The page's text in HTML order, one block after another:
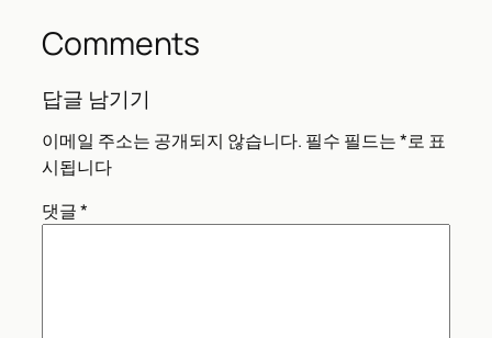
Comments
답글 남기기
이메일 주소는 공개되지 않습니다. 필수 필드는*로 표
시됩니다
댓글*